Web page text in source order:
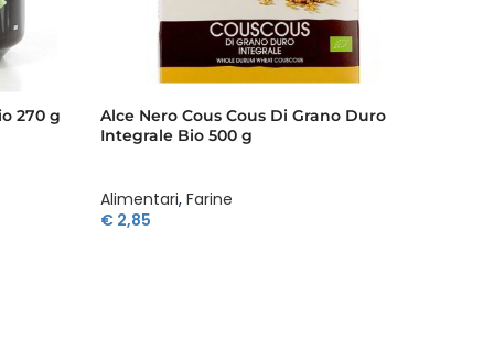
270 g
Alce Nero Cous Cous Di Grano Duro
Integrale Bio 500 g
Alimentari, Farine
€2,85